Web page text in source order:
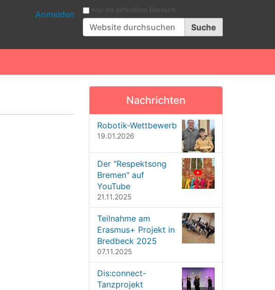
Website durchsuchen
Anmelden
Nachrichten
Robotik-Wettbewerb
19.01.2026
Der "Respektsong
Bremen" auf
YouTube
21.11.2025
Teilnahme am
Erasmus+ Projekt in
Bredbeck 2025
07.11.2025
Dis:connect-
Tanzprojekt